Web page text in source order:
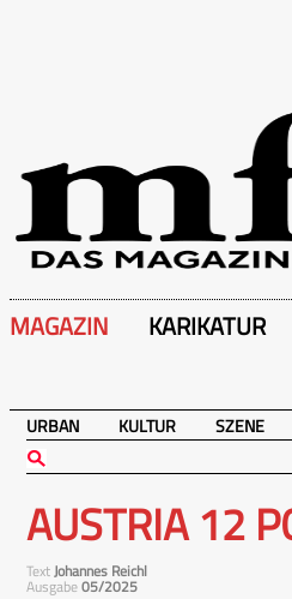
MAGAZIN KARIKATUR
URBAN KULTUR SZENE
AUSTRIA 12
TextJohannes Reichl
Ausgabe05/2025